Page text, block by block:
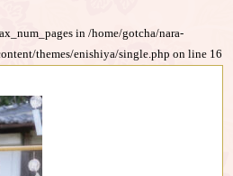
in/home/gotcha/nara-
themes/enishiya/single.php on line 16